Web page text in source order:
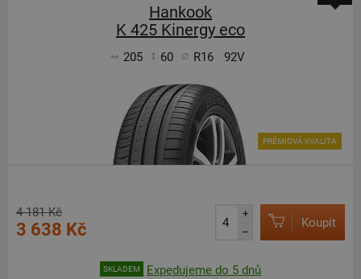
Hankook
K 425 Kinergy eco
205 60 R16 92V
PRÉMIOVÁ KVALITA
4 181 Kč
3 638 Kč
+
–
Koupit
SKLADEM Expedujeme do 5 dnů